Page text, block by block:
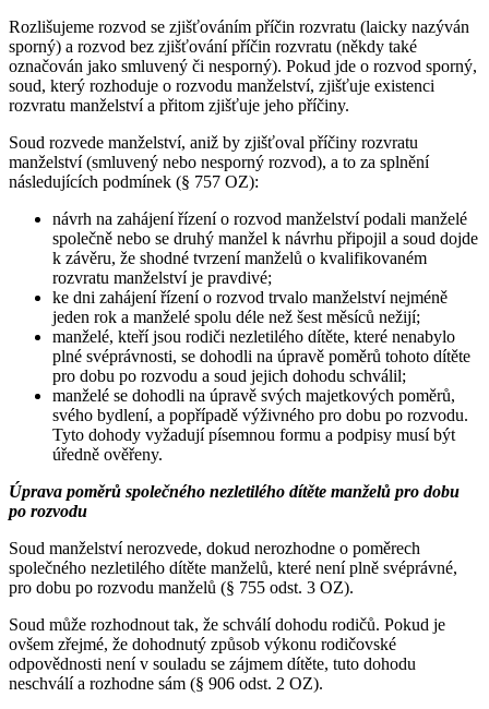
Rozlišujeme rozvod se zjišťováním příčin rozvratu (laicky nazýván
sporný) a rozvod bez zjišťování příčin rozvratu (někdy také
označován jako smluvený či nesporný). Pokud jde o rozvod sporný,
soud, který rozhoduje o rozvodu manželství, zjišťuje existenci
rozvratu manželství a přitom zjišťuje jeho příčiny.
Soud rozvede manželství, aniž by zjišťoval příčiny rozvratu
manželství (smluvený nebo nesporný rozvod), a to za splnění
následujících podmínek (§ 757 OZ):
návrh na zahájení řízení o rozvod manželství podali manželé
společně nebo se druhý manžel k návrhu připojil a soud dojde
k závěru, že shodné tvrzení manželů o kvalifikovaném
rozvratu manželství je pravdivé;
ke dni zahájení řízení o rozvod trvalo manželství nejméně
jeden rok a manželé spolu déle než šest měsíců nežijí;
manželé, kteří jsou rodiči nezletilého dítěte, které nenabylo
plné svéprávnosti, se dohodli na úpravě poměrů tohoto dítěte
pro dobu po rozvodu a soud jejich dohodu schválil;
manželé se dohodli na úpravě svých majetkových poměrů,
svého bydlení, a popřípadě výživného pro dobu po rozvodu.
Tyto dohody vyžadují písemnou formu a podpisy musí být
úředně ověřeny.
Úprava poměrů společného nezletilého dítěte manželů pro dobu
po rozvodu
Soud manželství nerozvede, dokud nerozhodne o poměrech
společného nezletilého dítěte manželů, které není plně svéprávné,
pro dobu po rozvodu manželů (§ 755 odst. 3 OZ).
Soud může rozhodnout tak, že schválí dohodu rodičů. Pokud je
ovšem zřejmé, že dohodnutý způsob výkonu rodičovské
odpovědnosti není v souladu se zájmem dítěte, tuto dohodu
neschválí a rozhodne sám (§ 906 odst. 2 OZ).